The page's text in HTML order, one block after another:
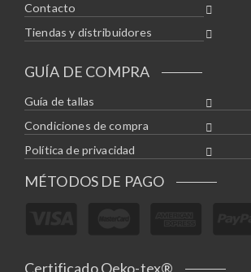
Contacto
Tiendas y distribuidores
GUÍA DE COMPRA
Guía de tallas
Condiciones de compra
Política de privacidad
MÉTODOS DE PAGO
Certificado Oeko-tex®